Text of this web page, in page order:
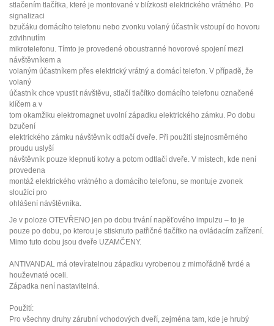
stlačením tlačítka, které je montované v blízkosti elektrického vrátného. Po
signalizaci
bzučáku domácího telefonu nebo zvonku volaný účastník vstoupí do hovoru
zdvihnutím
mikrotelefonu. Tímto je provedené oboustranné hovorové spojení mezi
návštěvníkem a
volaným účastníkem přes elektrický vrátný a domácí telefon. V případě, že
volaný
účastník chce vpustit návštěvu, stlačí tlačítko domácího telefonu označené
klíčem a v
tom okamžiku elektromagnet uvolní západku elektrického zámku. Po dobu
bzučení
elektrického zámku návštěvník odtlačí dveře. Při použití stejnosměrného
proudu uslyší
návštěvník pouze klepnutí kotvy a potom odtlačí dveře. V místech, kde není
provedena
montáž elektrického vrátného a domácího telefonu, se montuje zvonek
sloužící pro
ohlášení návštěvníka.
Je v poloze OTEVŘENO jen po dobu trvání napěťového impulzu – to je
pouze po dobu, po kterou je stisknuto patřičné tlačítko na ovládacím zařízení.
Mimo tuto dobu jsou dveře UZAMČENY.
ANTIVANDAL má otevíratelnou západku vyrobenou z mimořádně tvrdé a
houževnaté oceli.
Západka není nastavitelná.
Použití:
Pro všechny druhy zárubní vchodových dveří, zejména tam, kde je hrubý